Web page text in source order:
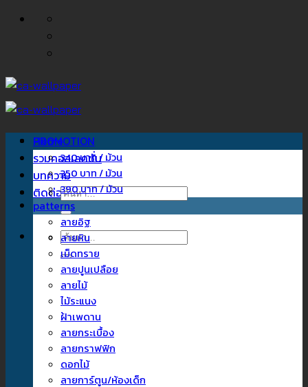
ข้าม
Home
รวมคอลเลคชั่น
บทความ
ติดต่อเรา
ค้นหา:
ค้นหา:
PROMOTION
340 บาท / ม้วน
350 บาท / ม้วน
390 บาท / ม้วน
patterns
ลายอิฐ
ลายหิน
เม็ดทราย
ลายปูนเปลือย
ลายไม้
ไม้ระแนง
ฝ้าเพดาน
ลายกระเบื้อง
ลายกราฟฟิก
ดอกไม้
ลายการ์ตูน/ห้องเด็ก